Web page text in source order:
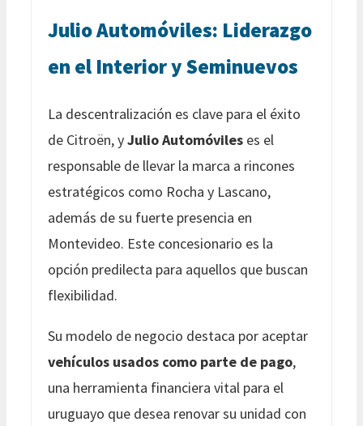
Julio Automóviles: Liderazgo
en el Interior y Seminuevos
La descentralización es clave para el éxito
de Citroën, yJulio Automóviles es el
responsable de llevar la marca a rincones
estratégicos como Rocha y Lascano,
además de su fuerte presencia en
Montevideo. Este concesionario es la
opción predilecta para aquellos que buscan
flexibilidad.
Su modelo de negocio destaca por aceptar
vehículos usados como parte de pago,
una herramienta financiera vital para el
uruguayo que desea renovar su unidad con